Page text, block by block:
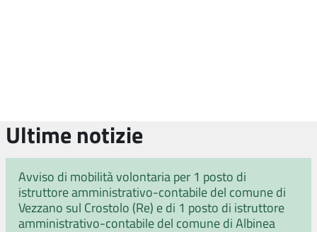
Ultime notizie
Avviso di mobilità volontaria per 1 posto di
istruttore amministrativo-contabile del comune di
Vezzano sul Crostolo (Re) e di 1 posto di istruttore
amministrativo-contabile del comune di Albinea